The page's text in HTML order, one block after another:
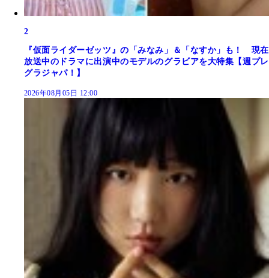
2
『仮面ライダーゼッツ』の「みなみ」＆「なすか」も！ 現在
放送中のドラマに出演中のモデルのグラビアを大特集【週プレ
グラジャパ！】
2026年08月05日 12:00